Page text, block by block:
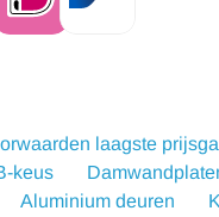
laagste
keus
Aluminium deuren